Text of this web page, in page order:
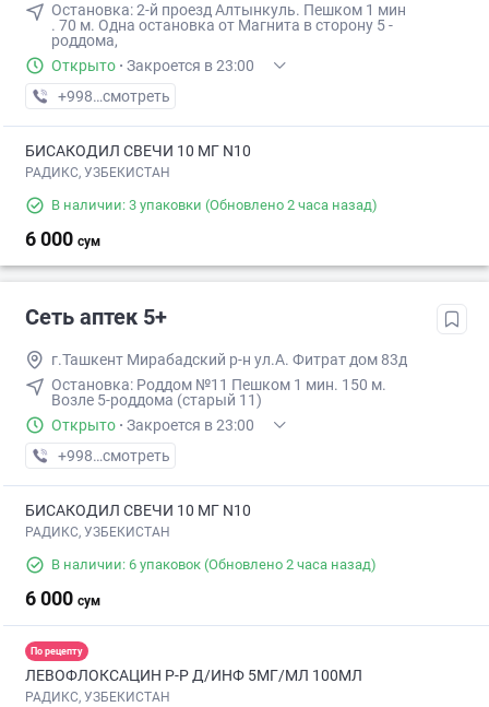
Остановка: 2-й проезд Алтынкуль. П​ешком 1 мин​
. 70 м. Одна остановка от Магнита в сторону 5 -
роддома,
Открыто · Закроется в 23:00
+998 (99) XXX-XX-XX
смотреть
БИСАКОДИЛ СВЕЧИ 10 МГ N10
РАДИКС, УЗБЕКИСТАН
В наличии: 3 упаковки (Обновлено 2 часа назад)
6 000 сум
Сеть аптек 5+
г.Ташкент Мирабадский р-н ул.А. Фитрат дом 83д
Остановка: ​Роддом №11​ Пешком 1 мин​. 150 м.
Возле 5-роддома (старый 11)
Открыто · Закроется в 23:00
+998 (90) XXX-XX-XX
смотреть
БИСАКОДИЛ СВЕЧИ 10 МГ N10
РАДИКС, УЗБЕКИСТАН
В наличии: 6 упаковок (Обновлено 2 часа назад)
6 000 сум
По рецепту
ЛЕВОФЛОКСАЦИН Р-Р Д/ИНФ 5МГ/МЛ 100МЛ
РАДИКС, УЗБЕКИСТАН